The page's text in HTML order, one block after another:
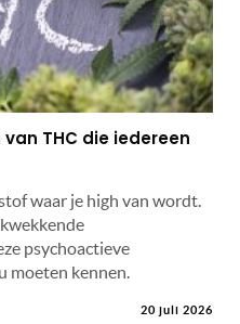
THC die iedereen
waar je high van wordt.
psychoactieve
moeten kennen.
20 juli 2026